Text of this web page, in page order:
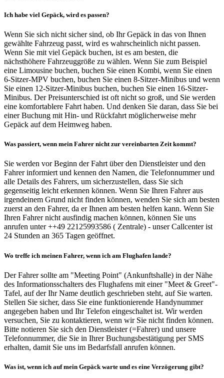
Ich habe viel Gepäck, wird es passen?
Wenn Sie sich nicht sicher sind, ob Ihr Gepäck in das von Ihnen
gewählte Fahrzeug passt, wird es wahrscheinlich nicht passen.
Wenn Sie mit viel Gepäck buchen, ist es am besten, die
nächsthöhere Fahrzeuggröße zu wählen. Wenn Sie zum Beispiel
eine Limousine buchen, buchen Sie einen Kombi, wenn Sie einen
6-Sitzer-MPV buchen, buchen Sie einen 8-Sitzer-Minibus und wenn
Sie einen 12-Sitzer-Minibus buchen, buchen Sie einen 16-Sitzer-
Minibus. Der Preisunterschied ist oft nicht so groß, und Sie werden
eine komfortablere Fahrt haben. Und denken Sie daran, dass Sie bei
einer Buchung mit Hin- und Rückfahrt möglicherweise mehr
Gepäck auf dem Heimweg haben.
Was passiert, wenn mein Fahrer nicht zur vereinbarten Zeit kommt?
Sie werden vor Beginn der Fahrt über den Dienstleister und den
Fahrer informiert und kennen den Namen, die Telefonnummer und
alle Details des Fahrers, um sicherzustellen, dass Sie sich
gegenseitig leicht erkennen können. Wenn Sie Ihren Fahrer aus
irgendeinem Grund nicht finden können, wenden Sie sich am besten
zuerst an den Fahrer, da er Ihnen am besten helfen kann. Wenn Sie
Ihren Fahrer nicht ausfindig machen können, können Sie uns
anrufen unter ++49 22125993586 ( Zentrale) - unser Callcenter ist
24 Stunden an 365 Tagen geöffnet.
Wo treffe ich meinen Fahrer, wenn ich am Flughafen lande?
Der Fahrer sollte am "Meeting Point" (Ankunftshalle) in der Nähe
des Informationsschalters des Flughafens mit einer "Meet & Greet"-
Tafel, auf der Ihr Name deutlich geschrieben steht, auf Sie warten.
Stellen Sie sicher, dass Sie eine funktionierende Handynummer
angegeben haben und Ihr Telefon eingeschaltet ist. Wir werden
versuchen, Sie zu kontaktieren, wenn wir Sie nicht finden können.
Bitte notieren Sie sich den Dienstleister (=Fahrer) und unsere
Telefonnummer, die Sie in Ihrer Buchungsbestätigung per SMS
erhalten, damit Sie uns im Bedarfsfall anrufen können.
Was ist, wenn ich auf mein Gepäck warte und es eine Verzögerung gibt?